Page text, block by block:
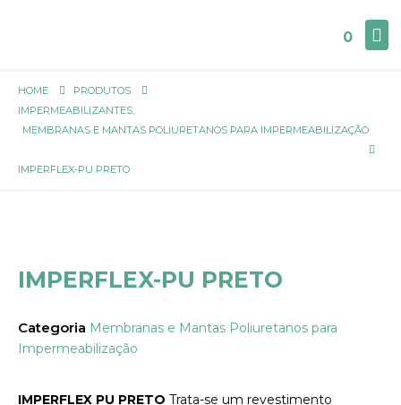
0
HOME
PRODUTOS
IMPERMEABILIZANTES,
MEMBRANAS E MANTAS POLIURETANOS PARA IMPERMEABILIZAÇÃO
IMPERFLEX-PU PRETO
IMPERFLEX-PU PRETO
Categoria Membranas e Mantas Poliuretanos para
Impermeabilização
IMPERFLEX PU PRETO Trata-se um revestimento